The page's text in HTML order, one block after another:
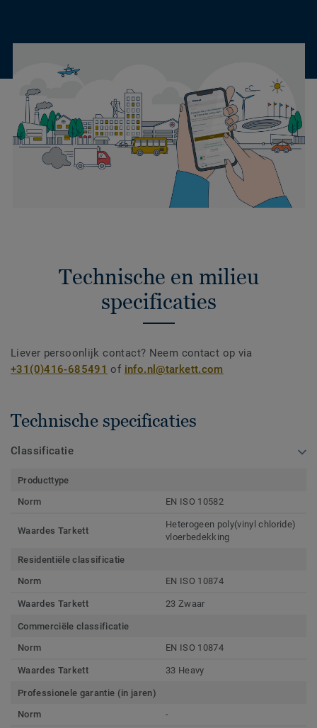
Technische en milieu
specificaties
Liever persoonlijk contact? Neem contact op via
+31(0)416-685491 of info.nl@tarkett.com
Technische specificaties
Classificatie
Producttype
Norm
EN ISO 10582
Waardes Tarkett
Heterogeen poly(vinyl chloride)
vloerbedekking
Residentiële classificatie
Norm
EN ISO 10874
Waardes Tarkett 23 Zwaar
Commerciële classificatie
Norm
EN ISO 10874
Waardes Tarkett 33 Heavy
Professionele garantie (in jaren)
Norm
-